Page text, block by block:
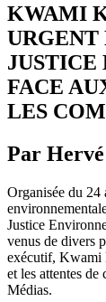
KWAMI
URGENT
JUSTICE
FACE
LES
Par
Organisée du 24
Justice
venus de divers
exécutif, Kwami
et les attentes
Médias.